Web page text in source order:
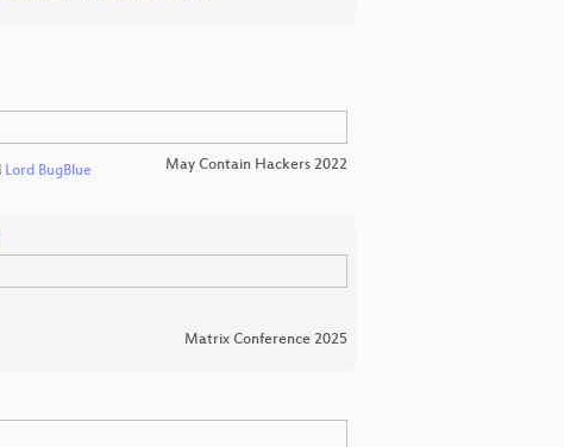
Lord BugBlue May Contain Hackers 2022
Matrix Conference 2025